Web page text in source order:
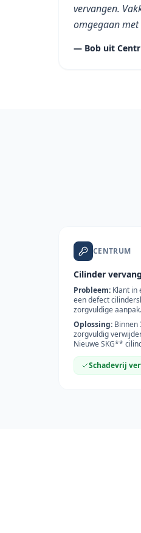
vervangen.
omgegaan met
— Bob uit
CENTRUM
Cilinder
Probleem: Klant in
een defect
zorgvuldige aanpak.
Oplossing: Binnen
zorgvuldig
Nieuwe SKG**
Schadevrij